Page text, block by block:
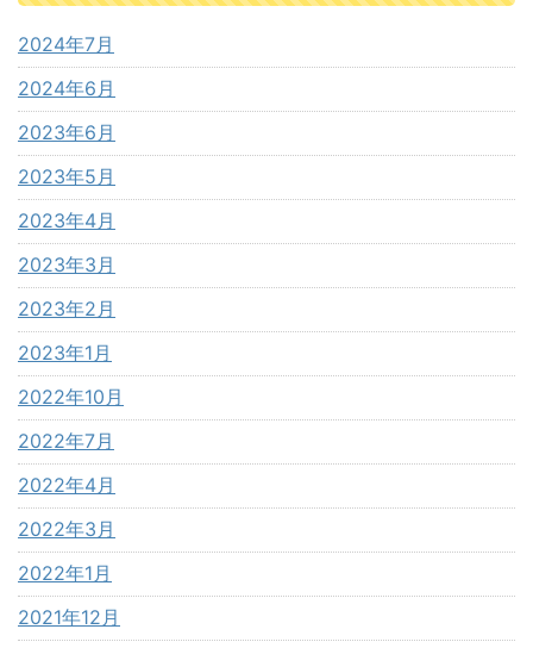
2024年7月
2024年6月
2023年6月
2023年5月
2023年4月
2023年3月
2023年2月
2023年1月
2022年10月
2022年7月
2022年4月
2022年3月
2022年1月
2021年12月